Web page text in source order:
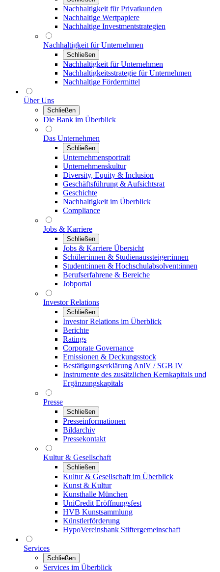
Nachhaltigkeit für Privatkunden
Nachhaltige Wertpapiere
Nachhaltige Investmentstrategien
Nachhaltigkeit für Unternehmen
Schließen
Nachhaltigkeit für Unternehmen
Nachhaltigkeitsstrategie für Unternehmen
Nachhaltige Fördermittel
Über Uns
Schließen
Die Bank im Überblick
Das Unternehmen
Schließen
Unternehmensportrait
Unternehmenskultur
Diversity, Equity & Inclusion
Geschäftsführung & Aufsichtsrat
Geschichte
Nachhaltigkeit im Überblick
Compliance
Jobs & Karriere
Schließen
Jobs & Karriere Übersicht
Schüler:innen & Studienaussteiger:innen
Student:innen & Hochschulabsolvent:innen
Berufserfahrene & Bereiche
Jobportal
Investor Relations
Schließen
Investor Relations im Überblick
Berichte
Ratings
Corporate Governance
Emissionen & Deckungsstock
Bestätigungserklärung AnlV / SGB IV
Instrumente des zusätzlichen Kernkapitals und
Ergänzungskapitals
Presse
Schließen
Presseinformationen
Bildarchiv
Pressekontakt
Kultur & Gesellschaft
Schließen
Kultur & Gesellschaft im Überblick
Kunst & Kultur
Kunsthalle München
UniCredit Eröffnungsfest
HVB Kunstsammlung
Künstlerförderung
HypoVereinsbank Stiftergemeinschaft
Services
Schließen
Services im Überblick